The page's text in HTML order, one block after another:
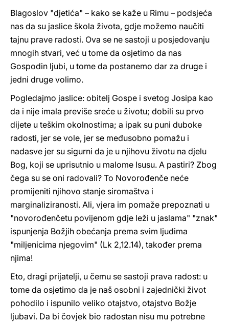
Blagoslov "djetića" – kako se kaže u Rimu – podsjeća
nas da su jaslice škola života, gdje možemo naučiti
tajnu prave radosti. Ova se ne sastoji u posjedovanju
mnogih stvari, već u tome da osjetimo da nas
Gospodin ljubi, u tome da postanemo dar za druge i
jedni druge volimo.
Pogledajmo jaslice: obitelj Gospe i svetog Josipa kao
da i nije imala previše sreće u životu; dobili su prvo
dijete u teškim okolnostima; a ipak su puni duboke
radosti, jer se vole, jer se međusobno pomažu i
nadasve jer su sigurni da je u njihovu životu na djelu
Bog, koji se uprisutnio u malome Isusu. A pastiri? Zbog
čega su se oni radovali? To Novorođenče neće
promijeniti njihovo stanje siromaštva i
marginaliziranosti. Ali, vjera im pomaže prepoznati u
"novorođenčetu povijenom gdje leži u jaslama" "znak"
ispunjenja Božjih obećanja prema svim ljudima
"miljenicima njegovim" (Lk 2,12.14), također prema
njima!
Eto, dragi prijatelji, u čemu se sastoji prava radost: u
tome da osjetimo da je naš osobni i zajednički život
pohodilo i ispunilo veliko otajstvo, otajstvo Božje
ljubavi. Da bi čovjek bio radostan nisu mu potrebne